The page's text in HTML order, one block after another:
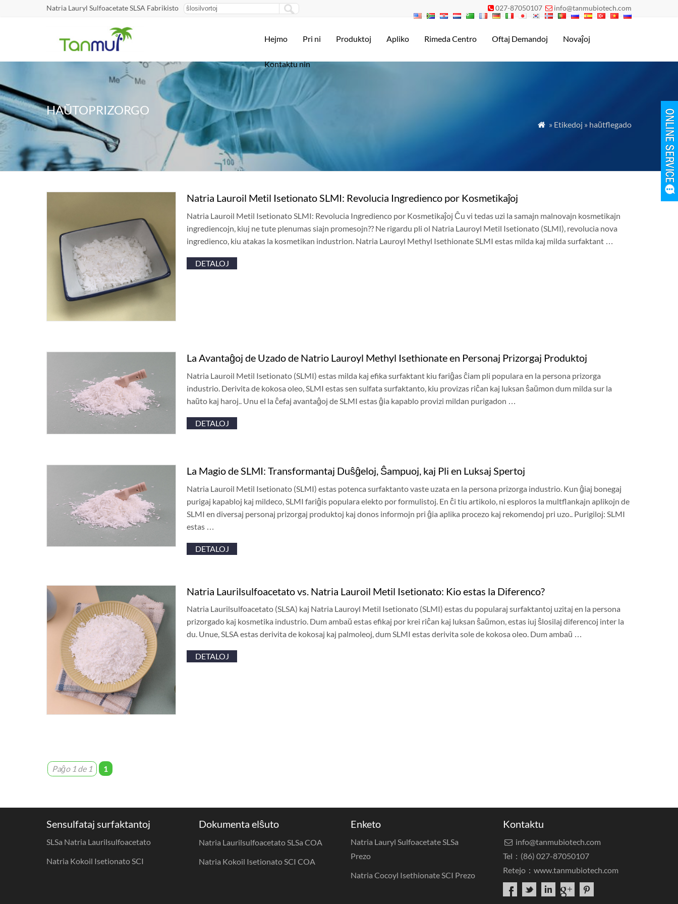
Natria Lauryl Sulfoacetate SLSA Fabrikisto  027-87050107  info@tanmubiotech.com
Hejmo Pri ni Produktoj Apliko Rimeda Centro Oftaj Demandoj Novaĵoj
Kontaktu nin
HAŬTOPRIZORGO
 » Etikedoj » haŭtflegado
Natria Lauroil Metil Isetionato SLMI: Revolucia Ingredienco por Kosmetikaĵoj
Natria Lauroil Metil Isetionato SLMI: Revolucia Ingredienco por Kosmetikaĵoj Ĉu vi tedas uzi la samajn malnovajn kosmetikajn
ingrediencojn, kiuj ne tute plenumas siajn promesojn?? Ne rigardu pli ol Natria Lauroyl Metil Isetionato (SLMI), revolucia nova
ingredienco, kiu atakas la kosmetikan industrion. Natria Lauroyl Methyl Isethionate SLMI estas milda kaj milda surfaktant …
DETALOJ
La Avantaĝoj de Uzado de Natrio Lauroyl Methyl Isethionate en Personaj Prizorgaj Produktoj
Natria Lauroil Metil Isetionato (SLMI) estas milda kaj efika surfaktant kiu fariĝas ĉiam pli populara en la persona prizorga
industrio. Derivita de kokosa oleo, SLMI estas sen sulfata surfaktanto, kiu provizas riĉan kaj luksan ŝaŭmon dum milda sur la
haŭto kaj haroj.. Unu el la ĉefaj avantaĝoj de SLMI estas ĝia kapablo provizi mildan purigadon …
DETALOJ
La Magio de SLMI: Transformantaj Duŝĝeloj, Ŝampuoj, kaj Pli en Luksaj Spertoj
Natria Lauroil Metil Isetionato (SLMI) estas potenca surfaktanto vaste uzata en la persona prizorga industrio. Kun ĝiaj bonegaj
purigaj kapabloj kaj mildeco, SLMI fariĝis populara elekto por formulistoj. En ĉi tiu artikolo, ni esploros la multflankajn aplikojn de
SLMI en diversaj personaj prizorgaj produktoj kaj donos informojn pri ĝia aplika procezo kaj rekomendoj pri uzo.. Purigiloj: SLMI
estas …
DETALOJ
Natria Laurilsulfoacetato vs. Natria Lauroil Metil Isetionato: Kio estas la Diferenco?
Natria Laurilsulfoacetato (SLSA) kaj Natria Lauroyl Metil Isetionato (SLMI) estas du popularaj surfaktantoj uzitaj en la persona
prizorgado kaj kosmetika industrio. Dum ambaŭ estas efikaj por krei riĉan kaj luksan ŝaŭmon, estas iuj ŝlosilaj diferencoj inter la
du. Unue, SLSA estas derivita de kokosaj kaj palmoleoj, dum SLMI estas derivita sole de kokosa oleo. Dum ambaŭ …
DETALOJ
Paĝo 1 de 1 1
Sensulfataj surfaktantoj
SLSa Natria Laurilsulfoacetato
Natria Kokoil Isetionato SCI
Dokumenta elŝuto
Natria Laurilsulfoacetato SLSa COA
Natria Kokoil Isetionato SCI COA
Enketo
Natria Lauryl Sulfoacetate SLSa
Prezo
Natria Cocoyl Isethionate SCI Prezo
Kontaktu
 info@tanmubiotech.com
Tel：(86) 027-87050107
Retejo： www.tanmubiotech.com